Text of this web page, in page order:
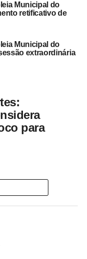
Municipal do
retificativo de
Municipal do
extraordinária
para